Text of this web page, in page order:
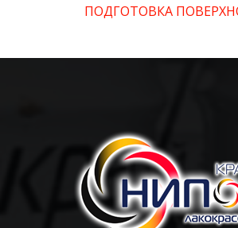
ПОДГОТОВКА